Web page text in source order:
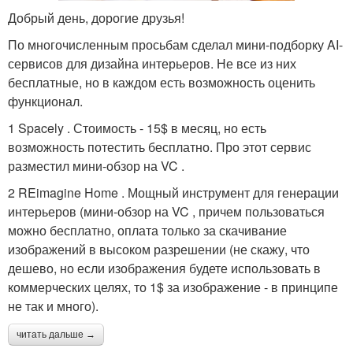
Добрый день, дорогие друзья!
По многочисленным просьбам сделал мини-подборку AI-
сервисов для дизайна интерьеров. Не все из них
бесплатные, но в каждом есть возможность оценить
функционал.
1 Spacely . Стоимость - 15$ в месяц, но есть
возможность потестить бесплатно. Про этот сервис
разместил мини-обзор на VC .
2 REimagine Home . Мощный инструмент для генерации
интерьеров (мини-обзор на VC , причем пользоваться
можно бесплатно, оплата только за скачивание
изображений в высоком разрешении (не скажу, что
дешево, но если изображения будете использовать в
коммерческих целях, то 1$ за изображение - в принципе
не так и много).
читать дальше →